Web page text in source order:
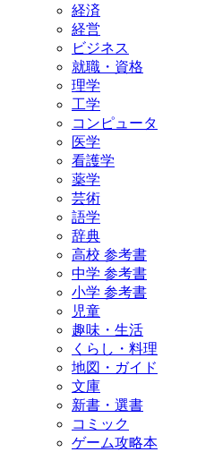
経済
経営
ビジネス
就職・資格
理学
工学
コンピュータ
医学
看護学
薬学
芸術
語学
辞典
高校 参考書
中学 参考書
小学 参考書
児童
趣味・生活
くらし・料理
地図・ガイド
文庫
新書・選書
コミック
ゲーム攻略本